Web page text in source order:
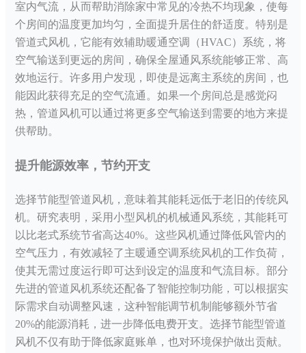
室内气流，从而帮助消除家中常见的冷热不均现象，使每
个房间的温度更加均匀，全面提升居住的舒适度。特别是
管道式风机，它能有效辅助暖通空调（HVAC）系统，将
空气输送到更远的房间，确保全屋通风系统能够正常、高
效地运行。许多用户发现，即使是远离主系统的房间，也
能因此获得充足的空气流通。如果一个房间总是感觉闷
热，管道风机可以通过将更多空气输送到需要的地方来提
供帮助。
提升能源效率，节约开支
选择节能型管道风机，意味着其能耗远低于老旧的传统风
机。研究表明，采用小型风机的机械通风系统，其能耗可
以比老式系统节省高达40%。这些风机通过降低风管内的
空气压力，有效减轻了主暖通空调系统风机的工作负荷，
使其无需过度运行即可达到设定的温度和气流目标。部分
先进的管道风机系统还配备了智能控制功能，可以根据实
际需求自动调整风速，这种智能调节机制能够额外节省
20%的能源消耗，进一步降低电费开支。选择节能型管道
风机不仅有助于降低家庭账单，也对环境保护做出贡献。